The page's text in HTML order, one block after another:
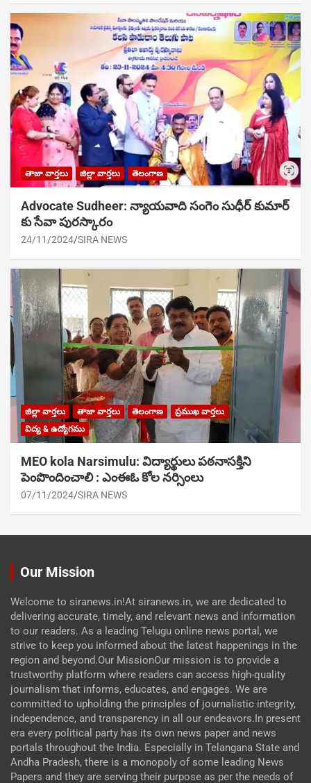
తాజా వార్తలు జిల్లా వార్తలు తెలంగాణ
Advocate Sudheer: న్యాయవాది సంగెం సుధీర్ కుమార్
కు సేవా పురస్కారం
24/11/2024 SIRA NEWS
జిల్లా వార్తలు తాజా వార్తలు తెలంగాణ
ప్రముఖ వార్తలు
విద్య & ఉద్యోగము
MEO kola Narsimulu: విద్యార్థులు పఠ‌నాసక్తిని
పెంపొందించాలి : ఎంఈఓ కోల నర్సింలు
07/11/2024 SIRA NEWS
Our Mission
Welcome to siranews.in!At siranews.in, we are dedicated to
delivering accurate, timely, and relevant news and information
to our readers. As a leading Telugu online news portal, we
strive to keep you informed about the latest happenings in the
region and beyond.Our MissionOur mission is to provide a
trustworthy platform where readers can access high-quality
journalism that informs, educates, and engages. We are
committed to upholding the principles of journalistic integrity,
independence, and transparency in all our endeavors.In present
era every political party has its own news paper and news
portals throughout the India. Especially in Telangana State and
Andha Pradesh, there is a monopoly of some leading News
Papers and they are serving their purpose as per the needs of